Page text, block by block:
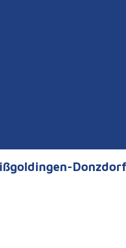
Donzdorf